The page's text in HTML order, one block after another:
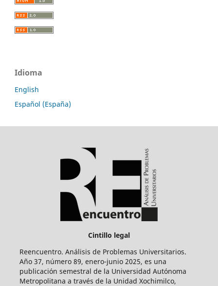
Idioma
English
Español (España)
Cintillo legal
Reencuentro. Análisis de Problemas Universitarios.
Año 37, número 89, enero-junio 2025, es una
publicación semestral de la Universidad Autónoma
Metropolitana a través de la Unidad Xochimilco,